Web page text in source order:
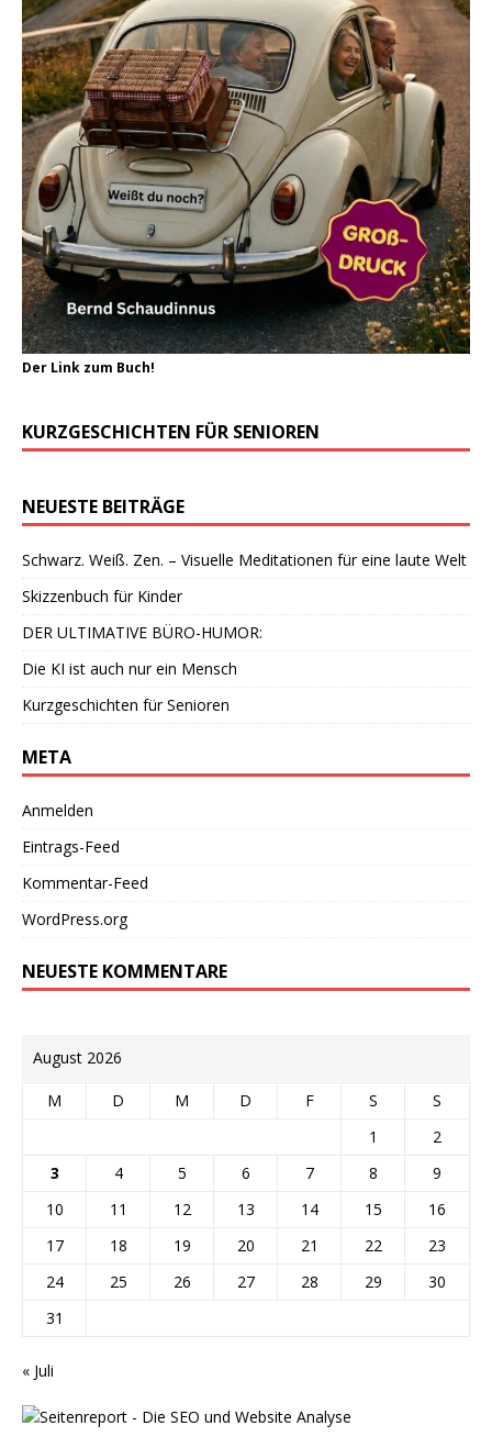
Der Link zum Buch!
KURZGESCHICHTEN FÜR SENIOREN
NEUESTE BEITRÄGE
Schwarz. Weiß. Zen. – Visuelle Meditationen für eine laute Welt
Skizzenbuch für Kinder
DER ULTIMATIVE BÜRO-HUMOR:
Die KI ist auch nur ein Mensch
Kurzgeschichten für Senioren
META
Anmelden
Eintrags-Feed
Kommentar-Feed
WordPress.org
NEUESTE KOMMENTARE
August 2026
M D M D F S
S
1
2
3
4 5 6 7 8
9
10
11 12 13 14 15
16
17
18 19 20 21 22
23
24
25 26 27 28 29
30
31
« Juli